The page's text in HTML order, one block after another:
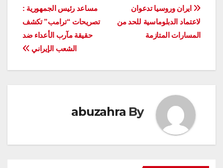
تصفّح
المقالات
مساعد رئيس الجمهورية :
تصريحات “ترامب” تكشف
حقيقة مآرب الأعداء ضد
الشعب الإيراني
ايران وروسيا تدعوان
لاعتماد الدبلوماسية للحد من
المسارات المتازمة
By
abuzahra